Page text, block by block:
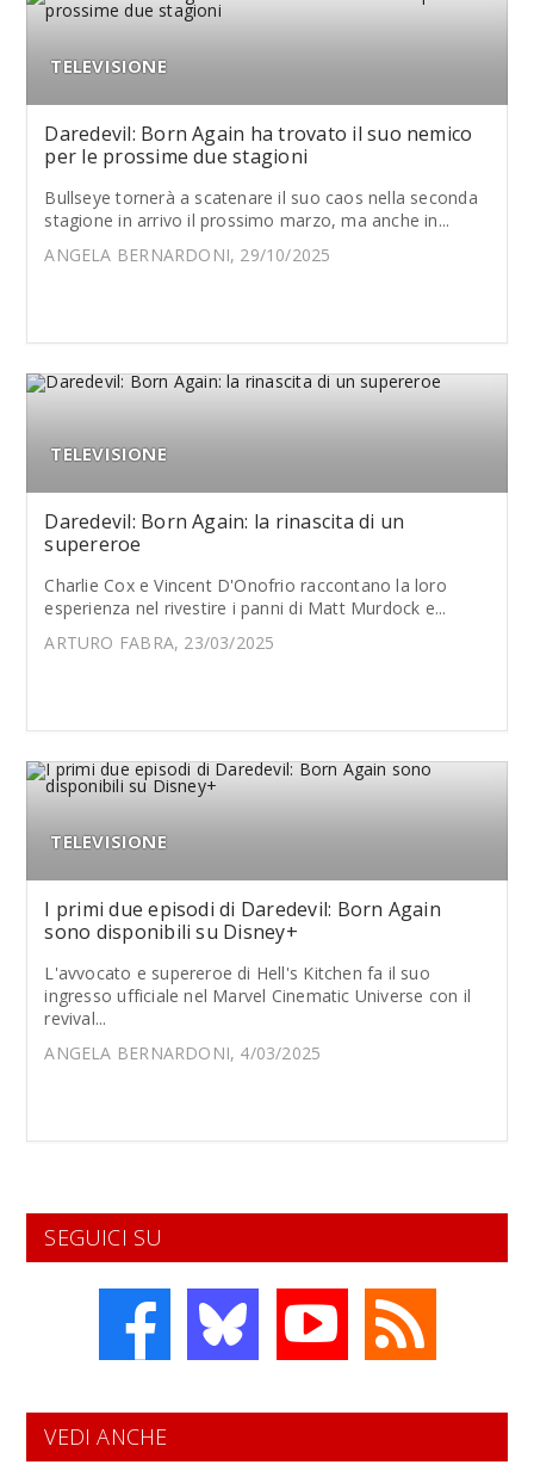
TELEVISIONE
Daredevil: Born Again ha trovato il suo nemico
per le prossime due stagioni
Bullseye tornerà a scatenare il suo caos nella seconda
stagione in arrivo il prossimo marzo, ma anche in...
ANGELA BERNARDONI, 29/10/2025
TELEVISIONE
Daredevil: Born Again: la rinascita di un
supereroe
Charlie Cox e Vincent D'Onofrio raccontano la loro
esperienza nel rivestire i panni di Matt Murdock e...
ARTURO FABRA, 23/03/2025
TELEVISIONE
I primi due episodi di Daredevil: Born Again
sono disponibili su Disney+
L'avvocato e supereroe di Hell's Kitchen fa il suo
ingresso ufficiale nel Marvel Cinematic Universe con il
revival...
ANGELA BERNARDONI, 4/03/2025
SEGUICI SU
VEDI ANCHE